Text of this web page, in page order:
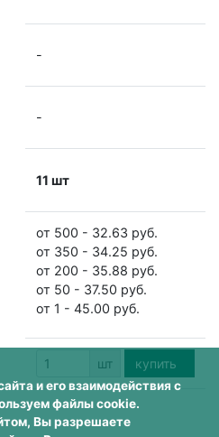
-
-
11 шт
от 500 - 32.63 руб.
от 350 - 34.25 руб.
от 200 - 35.88 руб.
от 50 - 37.50 руб.
от 1 - 45.00 руб.
шт купить
и его взаимодействия с
файлы cookie.
Вы разрешаете